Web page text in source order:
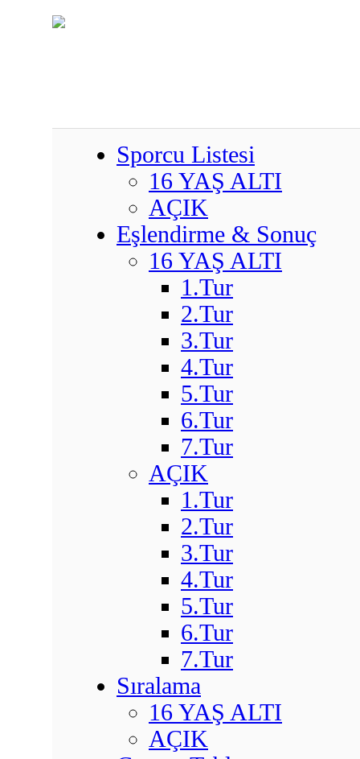
Sporcu Listesi
16 YAŞ ALTI
AÇIK
Eşlendirme & Sonuç
16 YAŞ ALTI
1.Tur
2.Tur
3.Tur
4.Tur
5.Tur
6.Tur
7.Tur
AÇIK
1.Tur
2.Tur
3.Tur
4.Tur
5.Tur
6.Tur
7.Tur
Sıralama
16 YAŞ ALTI
AÇIK